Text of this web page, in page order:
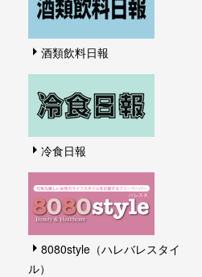
酒類飲料日報
冷食日報
8080style（ハレバレスタイ
ル）